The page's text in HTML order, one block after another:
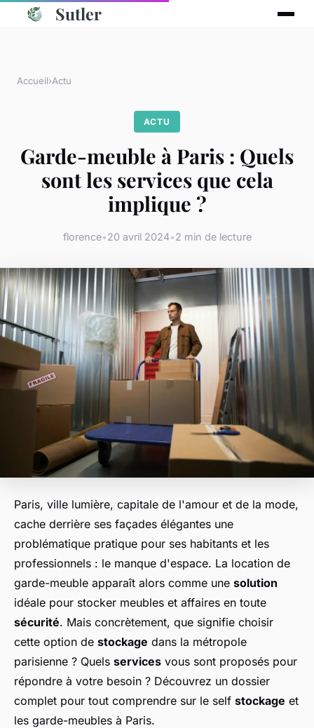
Sutler
Accueil›Actu
ACTU
Garde-meuble à Paris : Quels
sont les services que cela
implique ?
florence•20 avril 2024•2 min de lecture
Paris, ville lumière, capitale de l'amour et de la mode,
cache derrière ses façades élégantes une
problématique pratique pour ses habitants et les
professionnels : le manque d'espace. La location de
garde-meuble apparaît alors comme une solution
idéale pour stocker meubles et affaires en toute
sécurité. Mais concrètement, que signifie choisir
cette option de stockage dans la métropole
parisienne ? Quels services vous sont proposés pour
répondre à votre besoin ? Découvrez un dossier
complet pour tout comprendre sur le self stockage et
les garde-meubles à Paris.